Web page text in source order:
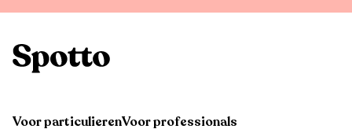
Voor particulierenVoor professionals